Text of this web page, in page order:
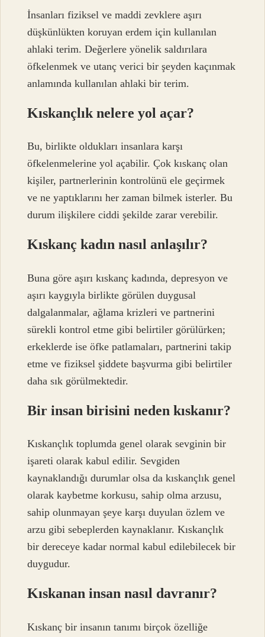
İnsanları fiziksel ve maddi zevklere aşırı
düşkünlükten koruyan erdem için kullanılan
ahlaki terim. Değerlere yönelik saldırılara
öfkelenmek ve utanç verici bir şeyden kaçınmak
anlamında kullanılan ahlaki bir terim.
Kıskançlık nelere yol açar?
Bu, birlikte oldukları insanlara karşı
öfkelenmelerine yol açabilir. Çok kıskanç olan
kişiler, partnerlerinin kontrolünü ele geçirmek
ve ne yaptıklarını her zaman bilmek isterler. Bu
durum ilişkilere ciddi şekilde zarar verebilir.
Kıskanç kadın nasıl anlaşılır?
Buna göre aşırı kıskanç kadında, depresyon ve
aşırı kaygıyla birlikte görülen duygusal
dalgalanmalar, ağlama krizleri ve partnerini
sürekli kontrol etme gibi belirtiler görülürken;
erkeklerde ise öfke patlamaları, partnerini takip
etme ve fiziksel şiddete başvurma gibi belirtiler
daha sık görülmektedir.
Bir insan birisini neden kıskanır?
Kıskançlık toplumda genel olarak sevginin bir
işareti olarak kabul edilir. Sevgiden
kaynaklandığı durumlar olsa da kıskançlık genel
olarak kaybetme korkusu, sahip olma arzusu,
sahip olunmayan şeye karşı duyulan özlem ve
arzu gibi sebeplerden kaynaklanır. Kıskançlık
bir dereceye kadar normal kabul edilebilecek bir
duygudur.
Kıskanan insan nasıl davranır?
Kıskanç bir insanın tanımı birçok özelliğe